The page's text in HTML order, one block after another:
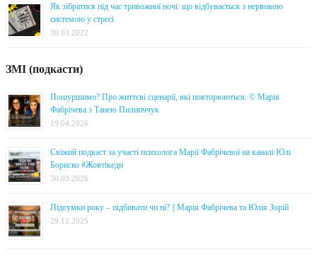
Як зібратися під час тривожної ночі: що відбувається з нервовою
системою у стресі
30.03.2022
ЗМІ (подкасти)
Пошуршимо? Про життєві сценарії, які повторюються. © Марія
Фабрічева з Танею Пилипччук
19.04.2026
Свіжий подкаст за участі психолога Марії Фабрічевої на каналі Юлі
Бориско #Жовтікеди
30.03.2026
Підсумки року – підбивати чи ні? || Марія Фабрічева та Юлія Зорій
29.12.2025